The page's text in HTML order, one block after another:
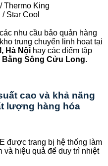
Thermo King
Star Cool
nhu cầu bảo quản hàng
trung chuyển linh hoạt tại
Hà Nội hay các điểm tập
Sông Cửu Long.
cao và khả năng
lượng hàng hóa
được trang bị hệ thống làm
và hiệu quả để duy trì nhiệt